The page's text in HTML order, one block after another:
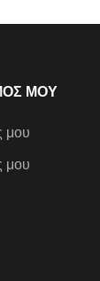
ΜΟΥ
μου
μου